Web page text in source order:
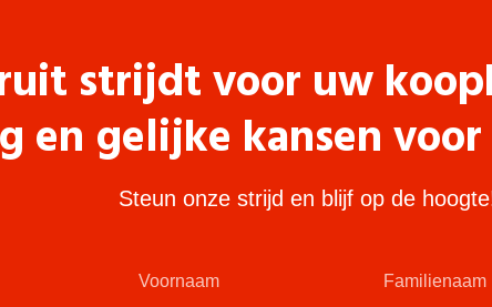
strijdt voor uw
en gelijke kansen
Steun onze strijd en blijf op de